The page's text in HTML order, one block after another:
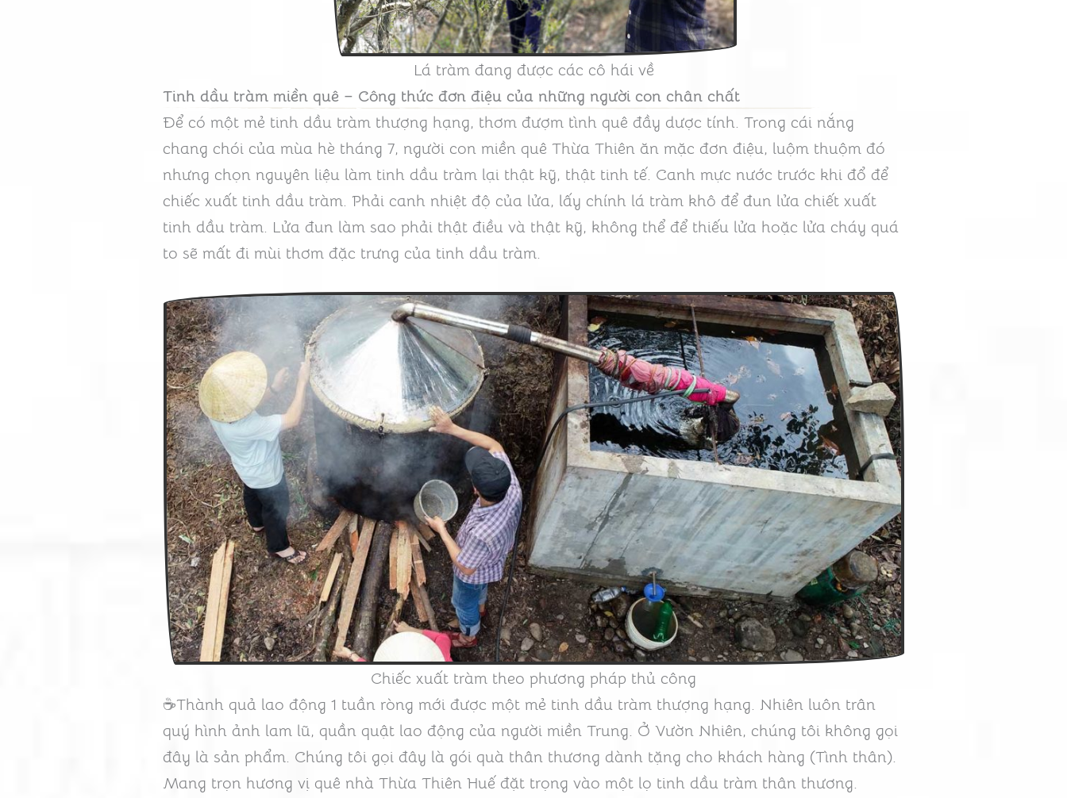
Lá tràm đang được các cô hái về
Tinh dầu tràm miền quê – Công thức đơn điệu của những người con chân chất
Để có một mẻ tinh dầu tràm thượng hạng, thơm đượm tình quê đầy dược tính. Trong cái nắng
chang chói của mùa hè tháng 7, người con miền quê Thừa Thiên ăn mặc đơn điệu, luộm thuộm đó
nhưng chọn nguyên liệu làm tinh dầu tràm lại thật kỹ, thật tinh tế. Canh mực nước trước khi đổ để
chiếc xuất tinh dầu tràm. Phải canh nhiệt độ của lửa, lấy chính lá tràm khô để đun lửa chiết xuất
tinh dầu tràm. Lửa đun làm sao phải thật điều và thật kỹ, không thể để thiếu lửa hoặc lửa cháy quá
to sẽ mất đi mùi thơm đặc trưng của tinh dầu tràm.
Chiếc xuất tràm theo phương pháp thủ công
☕Thành quả lao động 1 tuần ròng mới được một mẻ tinh dầu tràm thượng hạng. Nhiên luôn trân
quý hình ảnh lam lũ, quần quật lao động của người miền Trung. Ở Vườn Nhiên, chúng tôi không gọi
đây là sản phẩm. Chúng tôi gọi đây là gói quà thân thương dành tặng cho khách hàng (Tình thân).
Mang trọn hương vị quê nhà Thừa Thiên Huế đặt trọng vào một lọ tinh dầu tràm thân thương.